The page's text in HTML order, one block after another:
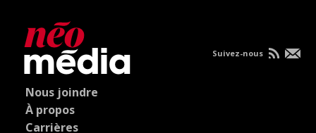
Nous joindre
À propos
Carrières
Suivez-nous